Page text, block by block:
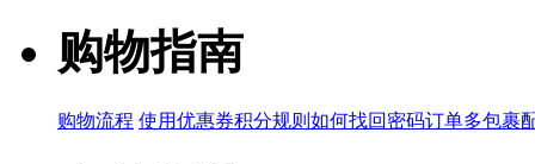
购物指南
购物流程 使用优惠券积分规则 如何找回密码订单多包裹